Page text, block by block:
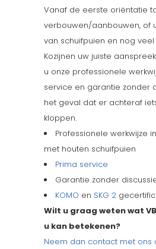
Vanaf de eerste oriëntatie
verbouwen/aanbouwen, of
van schuifpuien en nog veel
Kozijnen uw juiste
u onze professionele
service en garantie zonder
het geval dat er achteraf
kloppen.
Professionele werkwijze
met houten schuifpuien
Prima service
Garantie zonder
KOMO en SKG 2
Wilt u graag weten wat
u kan betekenen?
Neem dan contact met ons